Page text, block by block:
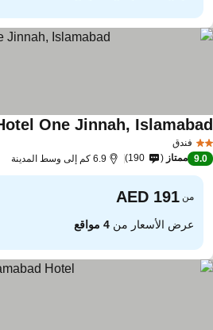
فندق
Hotel One Jinnah,
9.0 ممتاز 190 6.9 كم إلى وسط المدينة
من
عرض الأسعار من4 مواقع